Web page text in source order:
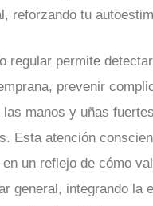
reforzando tu
regular permite
prevenir
las manos y uñas
Esta atención
un reflejo de cómo
general, integrando la